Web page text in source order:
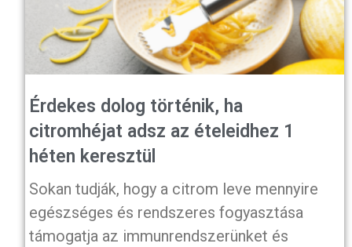
Érdekes dolog történik, ha
citromhéjat adsz az ételeidhez 1
héten keresztül
Sokan tudják, hogy a citrom leve mennyire
egészséges és rendszeres fogyasztása
támogatja az immunrendszerünket és